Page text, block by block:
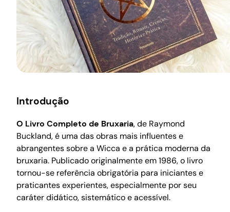
Introdução
O Livro Completo de Bruxaria, de Raymond
Buckland, é uma das obras mais influentes e
abrangentes sobre a Wicca e a prática moderna da
bruxaria. Publicado originalmente em 1986, o livro
tornou-se referência obrigatória para iniciantes e
praticantes experientes, especialmente por seu
caráter didático, sistemático e acessível.